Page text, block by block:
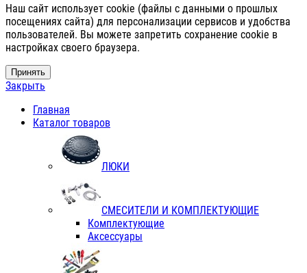
Наш сайт использует cookie (файлы с данными о прошлых
посещениях сайта) для персонализации сервисов и удобства
пользователей. Вы можете запретить сохранение cookie в
настройках своего браузера.
Принять
Закрыть
Главная
Каталог товаров
ЛЮКИ
СМЕСИТЕЛИ И КОМПЛЕКТУЮЩИЕ
Комплектующие
Аксессуары